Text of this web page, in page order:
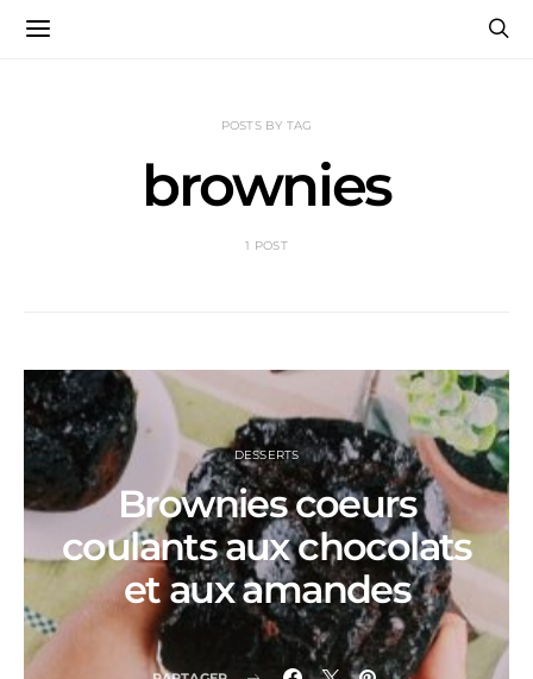
POSTS BY TAG
brownies
1 POST
DESSERTS
Brownies coeurs
coulants aux chocolats
et aux amandes